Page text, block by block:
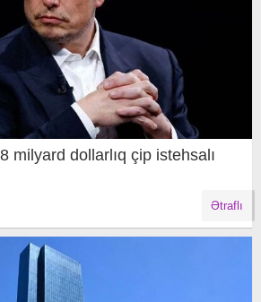
milyard dollarlıq çip istehsalı
Ətraflı